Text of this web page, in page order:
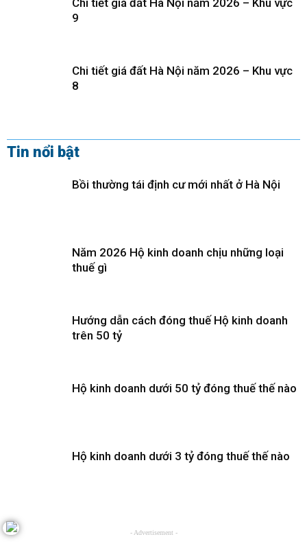
Chi tiết giá đất Hà Nội năm 2026 – Khu vực
9
Chi tiết giá đất Hà Nội năm 2026 – Khu vực
8
Tin nổi bật
Bồi thường tái định cư mới nhất ở Hà Nội
Năm 2026 Hộ kinh doanh chịu những loại
thuế gì
Hướng dẫn cách đóng thuế Hộ kinh doanh
trên 50 tỷ
Hộ kinh doanh dưới 50 tỷ đóng thuế thế nào
Hộ kinh doanh dưới 3 tỷ đóng thuế thế nào
- Advertisement -